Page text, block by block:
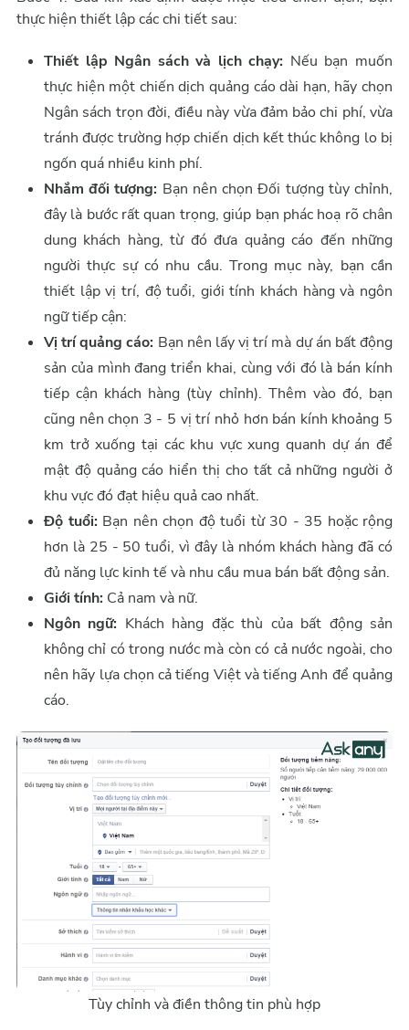
thực hiện thiết lập các chi tiết sau:
Thiết lập Ngân sách và lịch chạy: Nếu bạn muốn
thực hiện một chiến dịch quảng cáo dài hạn, hãy chọn
Ngân sách trọn đời, điều này vừa đảm bảo chi phí, vừa
tránh được trường hợp chiến dịch kết thúc không lo bị
ngốn quá nhiều kinh phí.
Nhắm đối tượng: Bạn nên chọn Đối tượng tùy chỉnh,
đây là bước rất quan trọng, giúp bạn phác hoạ rõ chân
dung khách hàng, từ đó đưa quảng cáo đến những
người thực sự có nhu cầu. Trong mục này, bạn cần
thiết lập vị trí, độ tuổi, giới tính khách hàng và ngôn
ngữ tiếp cận:
Vị trí quảng cáo: Bạn nên lấy vị trí mà dự án bất động
sản của mình đang triển khai, cùng với đó là bán kính
tiếp cận khách hàng (tùy chỉnh). Thêm vào đó, bạn
cũng nên chọn 3 - 5 vị trí nhỏ hơn bán kính khoảng 5
km trở xuống tại các khu vực xung quanh dự án để
mật độ quảng cáo hiển thị cho tất cả những người ở
khu vực đó đạt hiệu quả cao nhất.
Độ tuổi: Bạn nên chọn độ tuổi từ 30 - 35 hoặc rộng
hơn là 25 - 50 tuổi, vì đây là nhóm khách hàng đã có
đủ năng lực kinh tế và nhu cầu mua bán bất động sản.
Giới tính: Cả nam và nữ.
Ngôn ngữ: Khách hàng đặc thù của bất động sản
không chỉ có trong nước mà còn có cả nước ngoài, cho
nên hãy lựa chọn cả tiếng Việt và tiếng Anh để quảng
cáo.
Tùy chỉnh và điền thông tin phù hợp